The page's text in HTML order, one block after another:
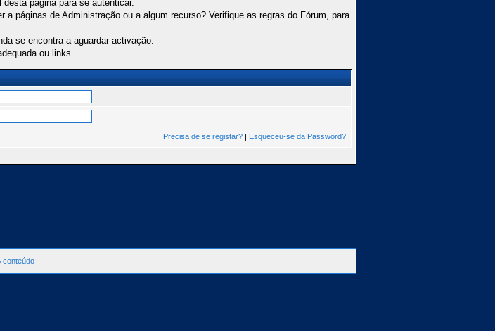
página para se autenticar.
páginas de Administração ou a algum recurso? Verifique as regras do Fórum, para
se encontra a aguardar activação.
ou links.
Precisa de se registar? | Esqueceu-se da Password?
conteúdo